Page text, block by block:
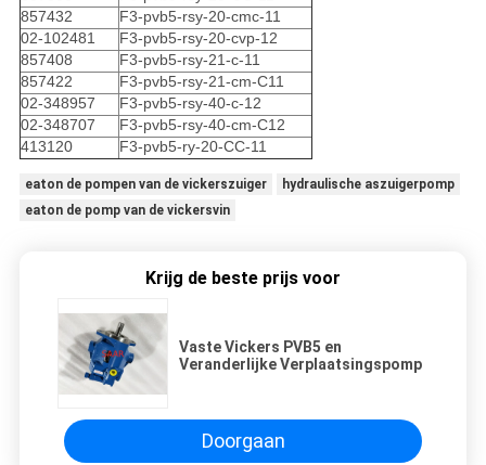
857432
F3-pvb5-rsy-20-cmc-11
02-102481
F3-pvb5-rsy-20-cvp-12
857408
F3-pvb5-rsy-21-c-11
857422
F3-pvb5-rsy-21-cm-C11
02-348957
F3-pvb5-rsy-40-c-12
02-348707
F3-pvb5-rsy-40-cm-C12
413120
F3-pvb5-ry-20-CC-11
eaton de pompen van de vickerszuiger
hydraulische aszuigerpomp
eaton de pomp van de vickersvin
Krijg de beste prijs voor
Vaste Vickers PVB5 en
Veranderlijke Verplaatsingspomp
Doorgaan